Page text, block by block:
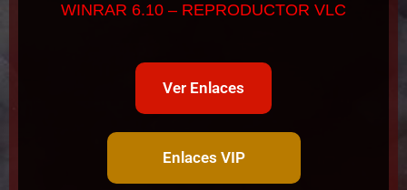
WINRAR 6.10 – REPRODUCTOR VLC
Ver Enlaces
Enlaces VIP